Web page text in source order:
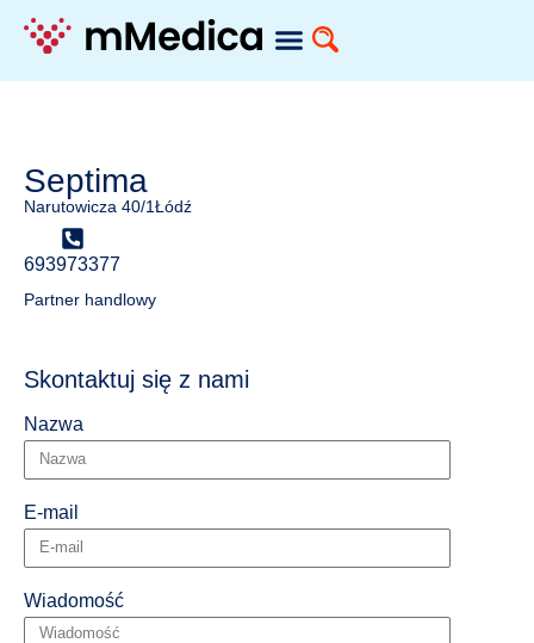
Septima
Narutowicza 40/1Łódź
693973377
Partner handlowy
Skontaktuj się z nami
Nazwa
E-mail
Wiadomość